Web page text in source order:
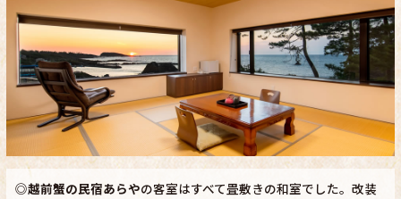
◎越前蟹の民宿あらやの客室はすべて畳敷きの和室でした。改装